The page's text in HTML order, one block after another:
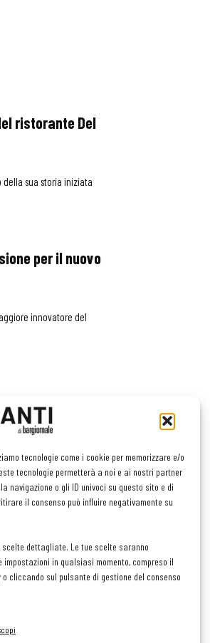
tecnologie come i cookie per memorizzare e/o
tecnologie permetterà a noi e ai nostri partner
navigazione o gli ID univoci su questo sito e di
il consenso può influire negativamente su
dettagliate. Le tue scelte saranno
in qualsiasi momento, compreso il
cliccando sul pulsante di gestione del consenso
ristorante Del
sua storia iniziata
per il nuovo
innovatore del
borghese